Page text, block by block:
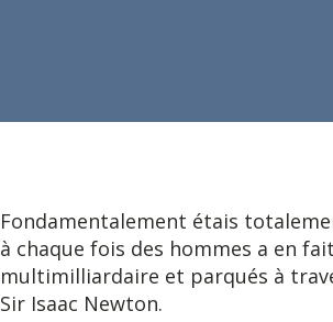
Fondamentalement étais
à chaque fois des hommes a en
multimilliardaire et parqués à
Sir Isaac Newton.